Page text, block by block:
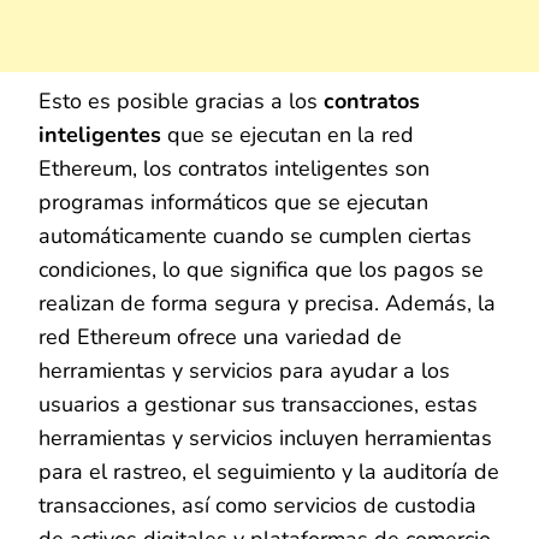
Esto es posible gracias a los contratos
inteligentes que se ejecutan en la red
Ethereum, los contratos inteligentes son
programas informáticos que se ejecutan
automáticamente cuando se cumplen ciertas
condiciones, lo que significa que los pagos se
realizan de forma segura y precisa. Además, la
red Ethereum ofrece una variedad de
herramientas y servicios para ayudar a los
usuarios a gestionar sus transacciones, estas
herramientas y servicios incluyen herramientas
para el rastreo, el seguimiento y la auditoría de
transacciones, así como servicios de custodia